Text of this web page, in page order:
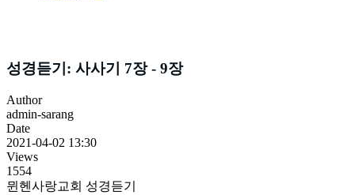
성경듣기: 사사기 7장 - 9장
Author
admin-sarang
Date
2021-04-02 13:30
Views
1554
뮌헨사랑교회 성경듣기